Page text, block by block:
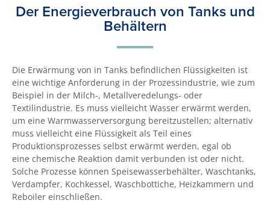
Der Energieverbrauch von Tanks und
Behältern
Die Erwärmung von in Tanks befindlichen Flüssigkeiten ist
eine wichtige Anforderung in der Prozessindustrie, wie zum
Beispiel in der Milch-, Metallveredelungs- oder
Textilindustrie. Es muss vielleicht Wasser erwärmt werden,
um eine Warmwasserversorgung bereitzustellen; alternativ
muss vielleicht eine Flüssigkeit als Teil eines
Produktionsprozesses selbst erwärmt werden, egal ob
eine chemische Reaktion damit verbunden ist oder nicht.
Solche Prozesse können Speisewasserbehälter, Waschtanks,
Verdampfer, Kochkessel, Waschbottiche, Heizkammern und
Reboiler einschließen.